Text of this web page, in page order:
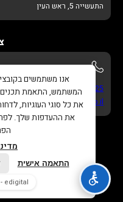
התעשייה 5, ראש העין
052-622-3325
info@adikitchens.co.il
כל הזכויות שמורות © 2026 |
אישית
המשתמש, התאמת תכנים
את כל סוגי העוגיות,
את ההעדפות שלך.
התאמה אישית
edigital -